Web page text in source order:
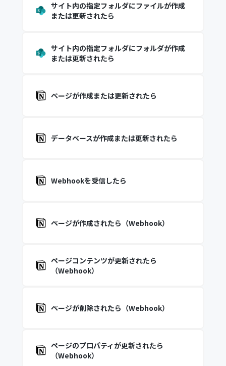
サイト内の指定フォルダにファイルが作成
または更新されたら
サイト内の指定フォルダにフォルダが作成
または更新されたら
ページが作成または更新されたら
データベースが作成または更新されたら
Webhookを受信したら
ページが作成されたら（Webhook）
ページコンテンツが更新されたら
（Webhook）
ページが削除されたら（Webhook）
ページのプロパティが更新されたら
（Webhook）